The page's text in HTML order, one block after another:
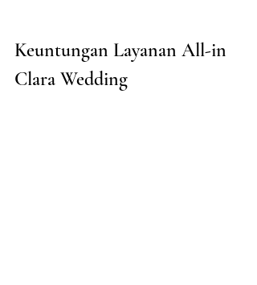
Keuntungan Layanan All-in
Clara Wedding